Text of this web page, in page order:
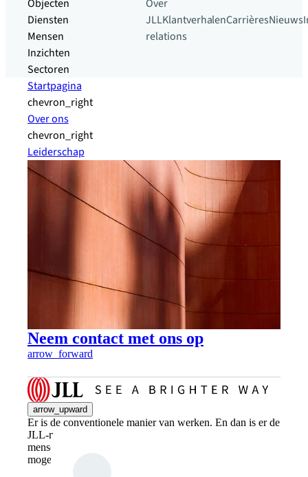
Objecten
Diensten
Mensen
Inzichten
Sectoren
Over
JLLKlantverhalenCarrièresNieuws
relations
Startpagina
chevron_right
Over ons
chevron_right
Leiderschap
Neem contact met ons op
arrow_forward
arrow_upward
Er is de conventionele manier van werken. En dan is er de
JLL-manier. Een meer innovatieve, intelligente en
menselijke manier. See a brighter way: ontdek de
mogelijkheden met JLL.